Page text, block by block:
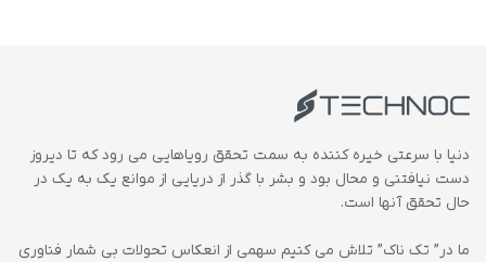
دنیا با سرعتی خیره کننده به سمت تحقق رویاهایی می رود که تا دیروز
دست نیافتنی و محال بود و بشر با گذر از دریایی از موانع یک به یک در
حال تحقق آنها است.
ما در” تک ناک” تلاش می کنیم سهمی از انعکاس تحولات بی شمار فناوری